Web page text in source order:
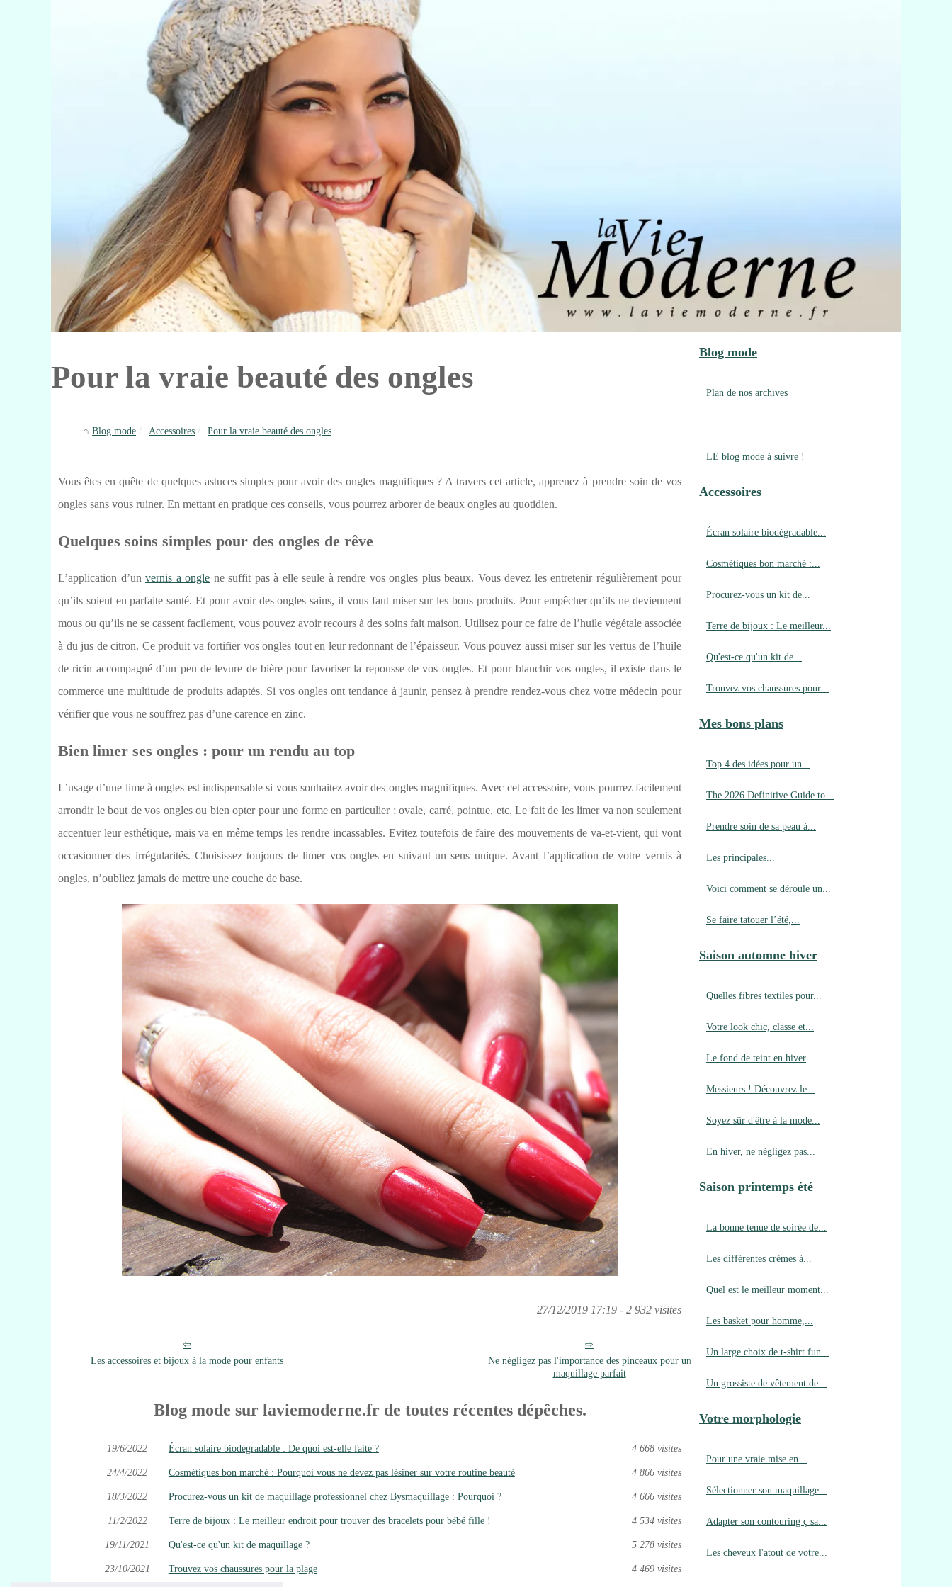
Pour la vraie beauté des ongles
Blog mode Accessoires Pour la vraie beauté des ongles
Vous êtes en quête de quelques astuces simples pour avoir des ongles magnifiques ? A travers cet article, apprenez à prendre soin de vos
ongles sans vous ruiner. En mettant en pratique ces conseils, vous pourrez arborer de beaux ongles au quotidien.
Quelques soins simples pour des ongles de rêve
L’application d’un vernis a ongle ne suffit pas à elle seule à rendre vos ongles plus beaux. Vous devez les entretenir régulièrement pour
qu’ils soient en parfaite santé. Et pour avoir des ongles sains, il vous faut miser sur les bons produits. Pour empêcher qu’ils ne deviennent
mous ou qu’ils ne se cassent facilement, vous pouvez avoir recours à des soins fait maison. Utilisez pour ce faire de l’huile végétale associée
à du jus de citron. Ce produit va fortifier vos ongles tout en leur redonnant de l’épaisseur. Vous pouvez aussi miser sur les vertus de l’huile
de ricin accompagné d’un peu de levure de bière pour favoriser la repousse de vos ongles. Et pour blanchir vos ongles, il existe dans le
commerce une multitude de produits adaptés. Si vos ongles ont tendance à jaunir, pensez à prendre rendez-vous chez votre médecin pour
vérifier que vous ne souffrez pas d’une carence en zinc.
Bien limer ses ongles : pour un rendu au top
L’usage d’une lime à ongles est indispensable si vous souhaitez avoir des ongles magnifiques. Avec cet accessoire, vous pourrez facilement
arrondir le bout de vos ongles ou bien opter pour une forme en particulier : ovale, carré, pointue, etc. Le fait de les limer va non seulement
accentuer leur esthétique, mais va en même temps les rendre incassables. Evitez toutefois de faire des mouvements de va-et-vient, qui vont
occasionner des irrégularités. Choisissez toujours de limer vos ongles en suivant un sens unique. Avant l’application de votre vernis à
ongles, n’oubliez jamais de mettre une couche de base.
27/12/2019 17:19 - 2 932 visites
Les accessoires et bijoux à la mode pour enfants
Ne négligez pas l'importance des pinceaux pour un
maquillage parfait
Blog mode sur laviemoderne.fr de toutes récentes dépêches.
19/6/2022 Écran solaire biodégradable : De quoi est-elle faite ? 4 668 visites
24/4/2022 Cosmétiques bon marché : Pourquoi vous ne devez pas lésiner sur votre routine beauté 4 866 visites
18/3/2022 Procurez-vous un kit de maquillage professionnel chez Bysmaquillage : Pourquoi ? 4 666 visites
11/2/2022 Terre de bijoux : Le meilleur endroit pour trouver des bracelets pour bébé fille ! 4 534 visites
19/11/2021 Qu'est-ce qu'un kit de maquillage ? 5 278 visites
23/10/2021 Trouvez vos chaussures pour la plage 4 469 visites
Blog mode
Plan de nos archives
LE blog mode à suivre !
Accessoires
Écran solaire biodégradable...
Cosmétiques bon marché :...
Procurez-vous un kit de...
Terre de bijoux : Le meilleur...
Qu'est-ce qu'un kit de...
Trouvez vos chaussures pour...
Mes bons plans
Top 4 des idées pour un...
The 2026 Definitive Guide to...
Prendre soin de sa peau à...
Les principales...
Voici comment se déroule un...
Se faire tatouer l’été,...
Saison automne hiver
Quelles fibres textiles pour...
Votre look chic, classe et...
Le fond de teint en hiver
Messieurs ! Découvrez le...
Soyez sûr d'être à la mode...
En hiver, ne négligez pas...
Saison printemps été
La bonne tenue de soirée de...
Les différentes crèmes à...
Quel est le meilleur moment...
Les basket pour homme,...
Un large choix de t-shirt fun...
Un grossiste de vêtement de...
Votre morphologie
Pour une vraie mise en...
Sélectionner son maquillage...
Adapter son contouring ç sa...
Les cheveux l'atout de votre...